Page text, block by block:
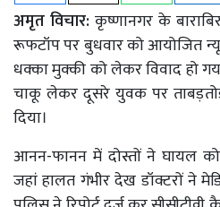
अमृत विचार: कृष्णानगर के
रूफटॉप पर बुधवार को आयोजित न्यू
धक्का मुक्की को लेकर विवाद हो
चाकू लेकर दूसरे युवक पर
दिया।
आनन-फानन में दोस्तों ने घायल
जहां हालत गंभीर देख डॉक्टरों ने